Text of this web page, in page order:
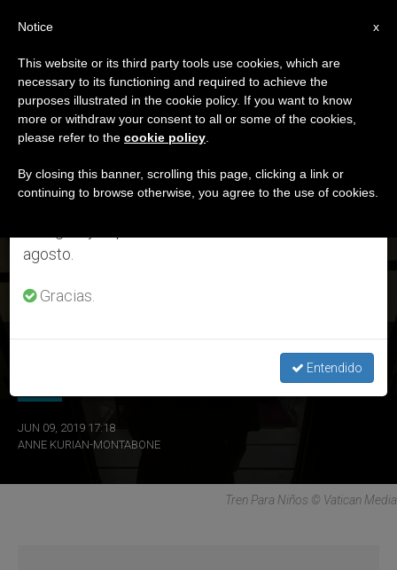
ETIQUETA
Posts Tagged ‘El Tren
De Los Niños’
ÚLTIMAS NOTICIAS
JUN 09, 2019 17:18
ANNE KURIAN-MONTABONE
Tren Para Niños © Vatican Media
×
Aviso importante
Del 27 de julio al 7 de agosto haremos la pausa
anual, aprovechando que en el periodo de verano
se generan menos informaciones y también el
agosto.
Gracias.
Entendido
x
Notice
This website or its third party tools use cookies, which are
necessary to its functioning and required to achieve the
purposes illustrated in the cookie policy. If you want to know
more or withdraw your consent to all or some of the cookies,
please refer to the cookie policy
By closing this banner, scrolling this page, clicking a link or
continuing to browse otherwise, you agree to the use of cookies.